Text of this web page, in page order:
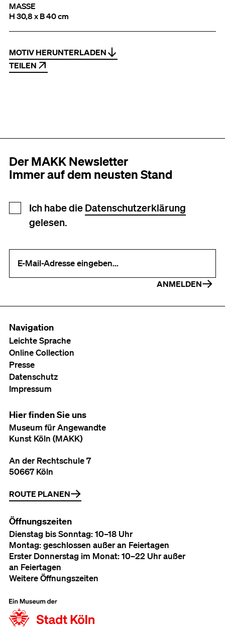
MASSE
H 30,8 x B 40 cm
MOTIV HERUNTERLADEN
TEILEN
Der MAKK Newsletter
Immer auf dem neusten Stand
Newsletter Anmeldung
Ich habe die Datenschutzerklärung
gelesen.
ANMELDEN
Navigation
Leichte Sprache
Online Collection
Presse
Datenschutz
Impressum
Hier finden Sie uns
Museum für Angewandte
Kunst Köln (MAKK)
An der Rechtschule 7
50667 Köln
ROUTE PLANEN
Öffnungszeiten
Dienstag bis Sonntag: 10–18 Uhr
Montag: geschlossen außer an Feiertagen
Erster Donnerstag im Monat: 10–22 Uhr außer
an Feiertagen
Weitere Öffnungszeiten